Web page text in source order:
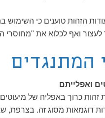
הזהות טוענים כי
לעצור ואף לכלוא את "מחוסרי
המתנגדים
ואפלייתם
זהות כרוך באפליה של
דוגמאות מסוג זה. בצרפת,